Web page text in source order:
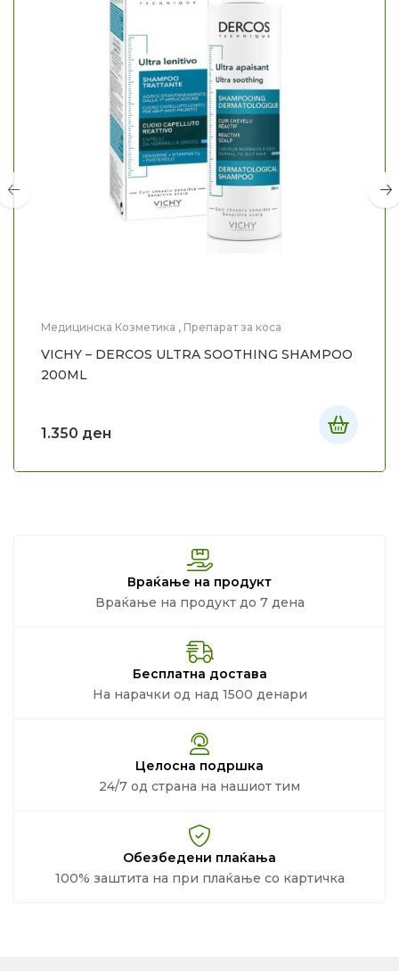
Медицинска Козметика , Препарат за коса
VICHY – DERCOS ULTRA SOOTHING SHAMPOO
200ML
1.350 ден
Враќање на продукт
Враќање на продукт до 7 дена
Бесплатна достава
На нарачки од над 1500 денари
Целосна подршка
24/7 од страна на нашиот тим
Обезбедени плаќања
100% заштита на при плаќање со картичка